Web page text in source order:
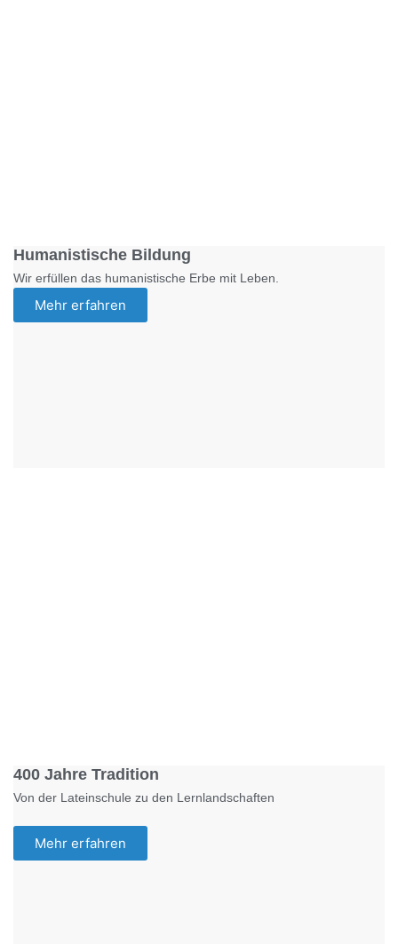
Humanistische Bildung
Wir erfüllen das humanistische Erbe mit Leben.
Mehr erfahren
400 Jahre Tradition
Von der Lateinschule zu den Lernlandschaften
Mehr erfahren